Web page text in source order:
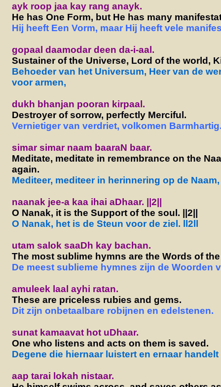
ayk roop jaa kay rang anayk.
He has One Form, but He has many
Hij heeft Een Vorm, maar Hij heeft vele
gopaal daamodar deen da-i-aal.
Sustainer of the Universe, Lord of the world,
Behoeder van het Universum, Heer van de
voor armen,
dukh bhanjan pooran kirpaal.
Destroyer of sorrow, perfectly Merciful.
Vernietiger van verdriet, volkomen
simar simar naam baaraN baar.
Meditate, meditate in remembrance on the
again.
Mediteer, mediteer in herinnering op de
naanak jee-a kaa ihai aDhaar. ||2||
O Nanak, it is the Support of the soul. ||2||
O Nanak, het is de Steun voor de ziel. ll2ll
utam salok saaDh kay bachan.
The most sublime hymns are the Words of
De meest sublieme hymnes zijn de Woorden
amuleek laal ayhi ratan.
These are priceless rubies and gems.
Dit zijn onbetaalbare robijnen en edelstenen.
sunat kamaavat hot uDhaar.
One who listens and acts on them is saved.
Degene die hiernaar luistert en ernaar
aap tarai lokah nistaar.